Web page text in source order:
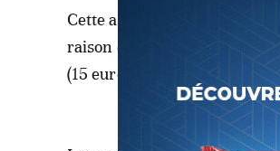
Cette augmentation de
raison de 15.000 francs CFA
(15 euros) à partir de janvier